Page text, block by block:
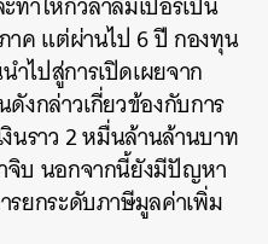
าค แต่ผ่านไป 6 ปี กองทุน
ไปสู่การเปิดเผยจาก
งกล่าวเกี่ยวข้องกับการ
นราว 2 หมื่นล้านล้านบาท
จิบ นอกจากนี้ยังมีปัญหา
รยกระดับภาษีมูลค่าเพิ่ม